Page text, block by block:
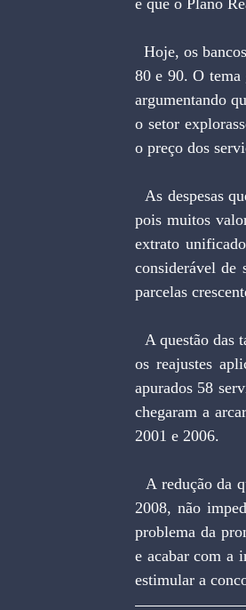
e que o Plano
  Hoje, os bancos ganham mais com a cobrança de tarifas do que com o "float" inflacionário dos anos
80 e 90. O
argumentando
o setor
o preço dos
  As despesas que os bancos lançam nas contas dos clientes muitas vezes passam sem serem notadas
pois muitos
extrato
considerável de
parcelas
os reajustes
apurados 58
chegaram a
2001 e 2006.
2008, não
problema da
e acabar com a
estimular a